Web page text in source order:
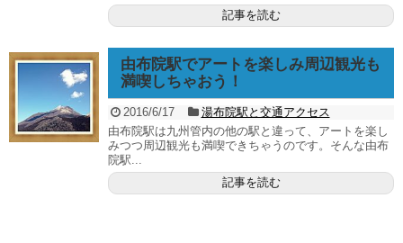
記事を読む
由布院駅でアートを楽しみ周辺観光も
満喫しちゃおう！
2016/6/17
湯布院駅と交通アクセス
由布院駅は九州管内の他の駅と違って、アートを楽し
みつつ周辺観光も満喫できちゃうのです。そんな由布
院駅...
記事を読む